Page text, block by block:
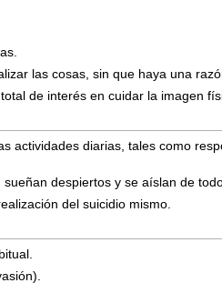
las cosas, sin que haya una
de interés en cuidar la imagen
actividades diarias, tales como
despiertos y se aíslan de
del suicidio mismo.